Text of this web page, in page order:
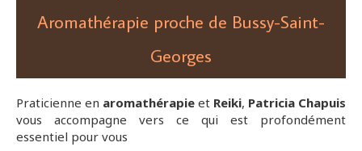
Aromathérapie proche de Bussy-Saint-
Georges
Praticienne en aromathérapie et Reiki, Patricia Chapuis
vous accompagne vers ce qui est profondément
essentiel pour vous